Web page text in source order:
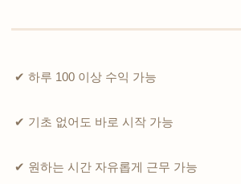
✔ 하루 100 이상 수익 가능
✔ 기초 없어도 바로 시작 가능
✔ 원하는 시간 자유롭게 근무 가능